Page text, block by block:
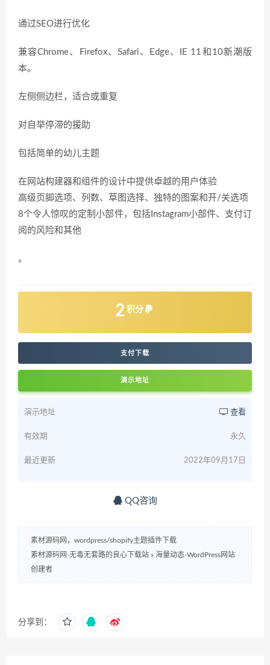
通过SEO进行优化
兼容Chrome、Firefox、Safari、Edge、IE 11和10新潮版
本。
左侧侧边栏，适合或重复
对自举停滞的援助
包括简单的幼儿主题
在网站构建器和组件的设计中提供卓越的用户体验
高级页脚选项、列数、草图选择、独特的图案和开/关选项
8个令人惊叹的定制小部件，包括Instagram小部件、支付订
阅的风险和其他
。
2 积分
支付下载
演示地址
演示地址 查看
有效期 永久
最近更新 2022年09月17日
QQ咨询
素材源码网，wordpress/shopify主题插件下载
素材源码网-无毒无套路的良心下载站 » 海量动态-WordPress网站
创建者
分享到：